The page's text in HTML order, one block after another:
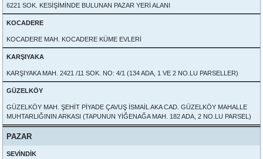
6221 SOK. KESİŞİMİNDE BULUNAN PAZAR YERİ ALANI
KOCADERE
KOCADERE MAH. KOCADERE KÜME EVLERİ
KARŞIYAKA
KARŞIYAKA MAH. 2421 /11 SOK. NO: 4/1 (134 ADA, 1 VE 2 NO.LU PARSELLER)
GÜZELKÖY
GÜZELKÖY MAH. ŞEHİT PİYADE ÇAVUŞ İSMAİL AKA CAD. GÜZELKÖY MAHALLE
MUHTARLIĞININ ARKASI (TAPUNUN YİĞENAĞA MAH. 182 ADA, 2 NO.LU PARSEL)
PAZAR
SEVİNDİK